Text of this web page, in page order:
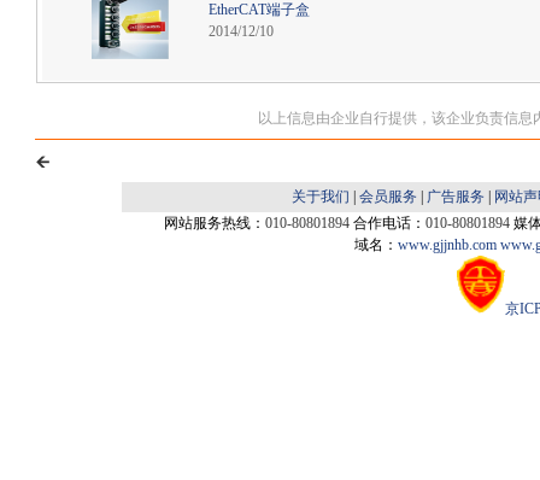
EtherCAT端子盒
2014/12/10
以上信息由企业自行提供，该企业负责信
关于我们 会员服务 广告服务
网站
网站服务热线： 010-80801894 合作电话： 010-80801894 媒
域名： www.gjjnhb.com
京